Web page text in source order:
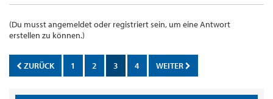
(Du musst angemeldet oder registriert sein, um eine Antwort
erstellen zu können.)
ZURÜCK 1 2 3 4 WEITER